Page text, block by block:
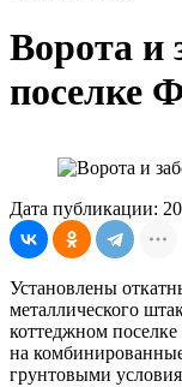
Ворота и
поселке
Дата публикации:
Установлены
металлического
коттеджном
на
грунтовыми